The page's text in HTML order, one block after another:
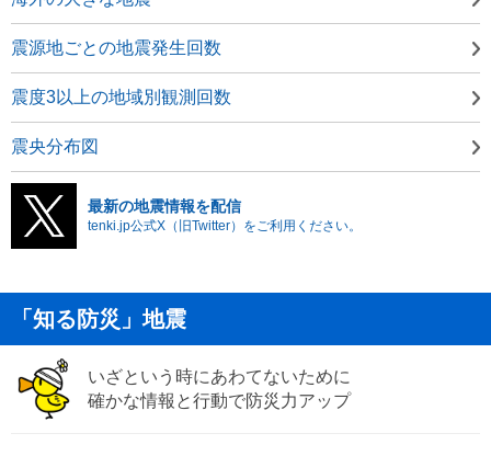
震源地ごとの地震発生回数
震度3以上の地域別観測回数
震央分布図
最新の地震情報を配信
tenki.jp公式X（旧Twitter）をご利用ください。
「知る防災」地震
いざという時にあわてないために
確かな情報と行動で防災力アップ